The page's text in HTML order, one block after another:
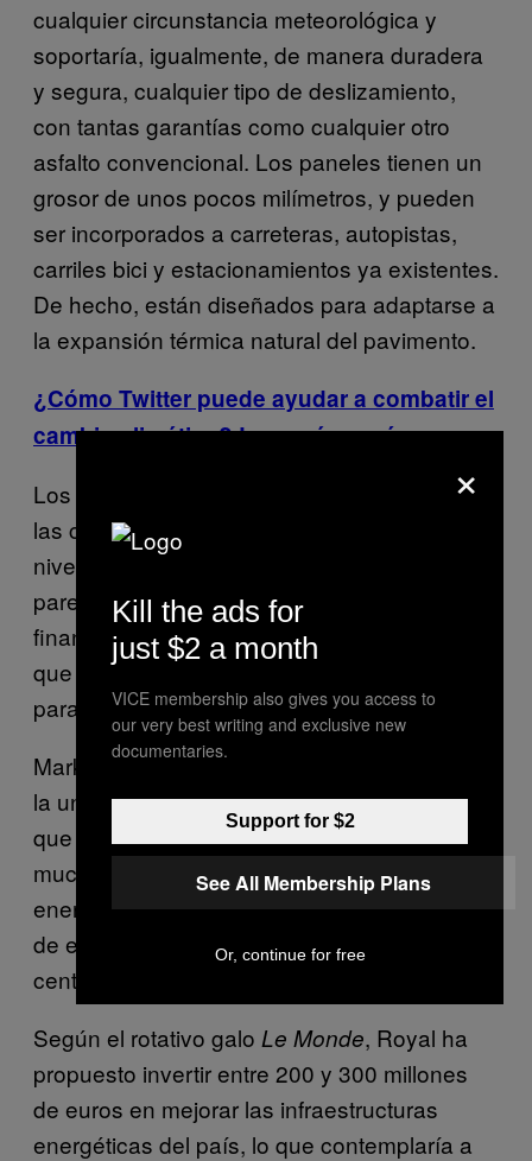
cualquier circunstancia meteorológica y
soportaría, igualmente, de manera duradera
y segura, cualquier tipo de deslizamiento,
con tantas garantías como cualquier otro
asfalto convencional. Los paneles tienen un
grosor de unos pocos milímetros, y pueden
ser incorporados a carreteras, autopistas,
carriles bici y estacionamientos ya existentes.
De hecho, están diseñados para adaptarse a
la expansión térmica natural del pavimento.
¿Cómo Twitter puede ayudar a combatir el
cambio climático? Leer más aquí.
Los detractores del proyecto aseguran que
las carreteras solares no son eficientes a
nivel de coste, y que el proyecto Wattway
parece más una ingeniosa manera de
financiar a las grandes empresas francesas
que una verdadera y sostenible solución
para las energías alternativas.
Mark Jacobson, un profesor de ingeniería en
la universidad de Stanford, escribió en Twitter
que «las carreteras solares francesas son
mucho menos eficientes que los paneles de
energía solar depositados sobre las azoteas
de edificios, estacionamientos, o, incluso, en
centrales energéticas».
Según el rotativo galo Le Monde, Royal ha
propuesto invertir entre 200 y 300 millones
de euros en mejorar las infraestructuras
energéticas del país, lo que contemplaría a
×
Kill the ads for
just $2 a month
VICE membership also gives you access to
our very best writing and exclusive new
documentaries.
Support for $2
See All Membership Plans
Or, continue for free